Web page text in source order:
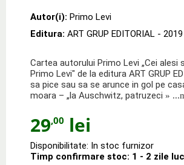
Autor(i): Primo Levi
Editura: ART GRUP EDITORIAL - 2019
Cartea autorului Primo Levi „Cei alesi
Primo Levi" de la editura ART GRUP
sa pice sau sa se arunce in gol pe
moara – „la Auschwitz, patruzeci »
29,00 lei
Disponibilitate: In stoc furnizor
Timp confirmare stoc: 1 - 2 zile